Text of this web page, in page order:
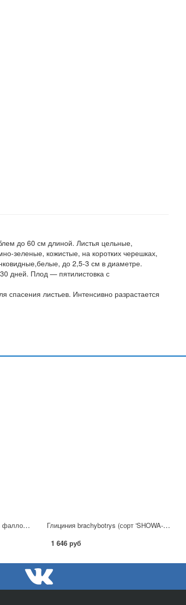
до 60 см длиной. Листья цельные,
зеленые, кожистые, на коротких черешках,
до 2,5-3 см в диаметре.
дней. Плод — пятилистовка с
листьев. Интенсивно разрастается
Горец вьющийся Ауберта, или фаллопия Глициния brachybotrys (сорт 'SHOWA-BENI')
1 646 руб